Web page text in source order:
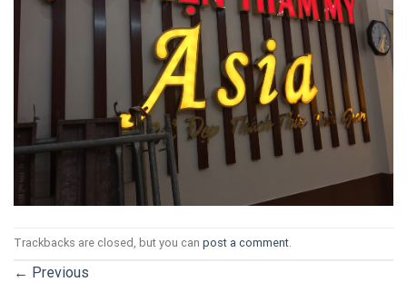
Trackbacks are closed, but you can post a comment
← Previous